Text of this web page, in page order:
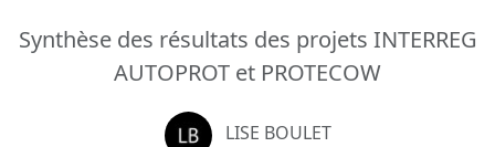
Synthèse des résultats des projets INTERREG
AUTOPROT et PROTECOW
LISE BOULET